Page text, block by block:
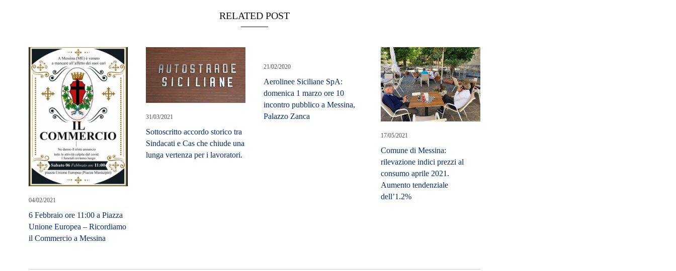
RELATED POST
04/02/2021
6 Febbraio ore 11:00 a Piazza
Unione Europea – Ricordiamo
il Commercio a Messina
31/03/2021
Sottoscritto accordo storico tra
Sindacati e Cas che chiude una
lunga vertenza per i lavoratori.
21/02/2020
Aerolinee Siciliane SpA:
domenica 1 marzo ore 10
incontro pubblico a Messina,
Palazzo Zanca
17/05/2021
Comune di Messina:
rilevazione indici prezzi al
consumo aprile 2021.
Aumento tendenziale
dell’1.2%